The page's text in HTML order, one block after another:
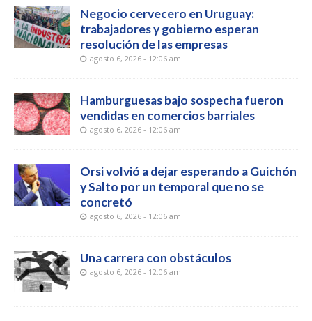
Negocio cervecero en Uruguay:
trabajadores y gobierno esperan
resolución de las empresas
agosto 6, 2026 - 12:06 am
Hamburguesas bajo sospecha fueron
vendidas en comercios barriales
agosto 6, 2026 - 12:06 am
Orsi volvió a dejar esperando a Guichón
y Salto por un temporal que no se
concretó
agosto 6, 2026 - 12:06 am
Una carrera con obstáculos
agosto 6, 2026 - 12:06 am